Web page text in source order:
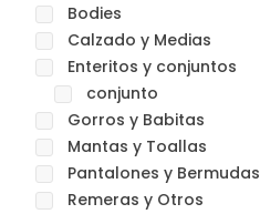
Bodies
Calzado y Medias
Enteritos y conjuntos
conjunto
Gorros y Babitas
Mantas y Toallas
Pantalones y Bermudas
Remeras y Otros